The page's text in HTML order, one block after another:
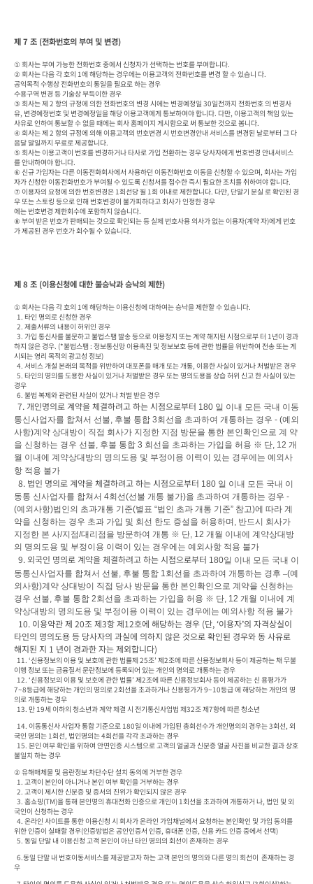
제 7 조 (전화번호의 부여 및 변경)
① 회사는 부여 가능한 전화번호 중에서 신청자가 선택하는 번호를 부여합니다.
② 회사는 다음 각 호의 1에 해당하는 경우에는 이용고객의 전화번호를 변경 할 수 있습니 다.
공익목적 수행상 전화번호의 통일을 필요로 하는 경우
수용구역 변경 등 기술상 부득이한 경우
③ 회사는 제 2 항의 규정에 의한 전화번호의 변경 시에는 변경예정일 30일전까지 전화번호 의 변경사
유, 변경예정번호 및 변경예정일을 해당 이용고객에게 통보하여야 합니다. 다만, 이용고객의 책임 있는
사유로 인하여 통보할 수 없을 때에는 회사 홈페이지 게시함으로 써 통보한 것으로 봅니다.
④ 회사는 제 2 항의 규정에 의해 이용고객의 번호변경 시 번호변경안내 서비스를 변경된 날로부터 그 다
음달 말일까지 무료로 제공합니다.
⑤ 회사는 이용고객이 번호를 변경하거나 타사로 가입 전환하는 경우 당사자에게 번호변경 안내서비스
를 안내하여야 합니다.
⑥ 신규 가입자는 다른 이동전화회사에서 사용하던 이동전화번호 이동을 신청할 수 있으며, 회사는 가입
자가 신청한 이동전화번호가 부여될 수 있도록 신청서를 접수한 즉시 필요한 조치를 취하여야 합니다.
⑦ 이용자의 요청에 의한 번호변경은 1회선당 월 1회 이내로 제한합니다. 다만, 단말기 분실 로 확인된 경
우 또는 스토킹 등으로 인해 번호변경이 불가피하다고 회사가 인정한 경우
에는 번호변경 제한회수에 포함하지 않습니다.
⑧ 부여 받은 번호가 판매되는 것으로 확인되는 등 실제 번호사용 의사가 없는 이용자(계약 자)에게 번호
가 제공된 경우 번호가 회수될 수 있습니다.
제 8 조 (이용신청에 대한 불승낙과 승낙의 제한)
① 회사는 다음 각 호의 1에 해당하는 이용신청에 대하여는 승낙을 제한할 수 있습니다.
하지 않은 경우. (*불법스팸 : 정보통신망 이용촉진 및 정보보호 등에 관한 법률을 위반하여 전송 또는 게
시되는 영리 목적의 광고성 정보)
경우
7. 개인명의로 계약을 체결하려고 하는 시점으로부터 180 일 이내 모든 국내 이동
통신사업자를 합쳐서 선불, 후불 통합 3회선을 초과하여 개통하는 경우 - (예외
사항)계약 상대방이 직접 회사가 지정한 지점 방문을 통한 본인확인으로 계 약
을 신청하는 경우 선불, 후불 통합 3 회선을 초과하는 가입을 허용 ※ 단, 12 개
월 이내에 계약상대방의 명의도용 및 부정이용 이력이 있는 경우에는 예외사
항 적용 불가
  8. 법인 명의로 계약을 체결하려고 하는 시점으로부터
180 일 이내 모든 국내 이
동통 신사업자를 합쳐서 4회선(선불 개통 불가)을 초과하여 개통하는 경우 -
(예외사항)법인의 초과개통 기준(별표 “법인 초과 개통 기준” 참고)에 따라 계
약을 신청하는 경우 초과 가입 및 회선 한도 증설을 허용하며 , 반드시 회사가
지정한 본 사/지점/대리점을 방문하여 개통 ※ 단, 12 개월 이내에 계약상대방
의 명의도용 및 부정이용 이력이 있는 경우에는 예외사항 적용 불가
  9. 외국인 명의로 계약을 체결하려고 하는 시점으로부터
180일 이내 모든 국내 이
동통신사업자를 합쳐서 선불, 후불 통합 1회선을 초과하여 개통하는 경후 –(예
외사항)계약 상대방이 직접 당사 방문을 통한 본인확인으로 계약을 신청하는
경우 선불, 후불 통합 2회선을 초과하는 가입을 허용 ※ 단, 12 개월 이내에 계
약상대방의 명의도용 및 부정이용 이력이 있는 경우에는 예외사항 적용 불가
타인의 명의도용 등 당사자의 과실에 의하지 않은 것으로 확인된 경우와 동 사유로
해지된 지 1 년이 경과한 자는 제외합니다)
이행 정보 또는 금융질서 문란정보에 등록되어 있는 개인의 명의로 개통하는 경우
7~8등급에 해당하는 개인의 명의로 2회선을 초과하거나 신용평가가 9~10등급 에 해당하는 개인의 명
의로 개통하는 경우
  13. 만 19세 이하의 청소년과 계약 체결 시 전기통신사업법 제32조 제7항에 따른 청소년
국인 명의는 1회선, 법인명의는 4회선을 각각 초과하는 경우
불일치 하는 경우
② 유해매체물 및 음란정보 차단수단 설치 동의에 거부한 경우
국인이 신청하는 경우
위한 인증이 실패할 경우(인증방법은 공인인증서 인증, 휴대폰 인증, 신용 카드 인증 중에서 선택)
  5. 동일 단말 내 이용신청 고객 본인이 아닌 타인 명의의 회선이 존재하는 경우
우